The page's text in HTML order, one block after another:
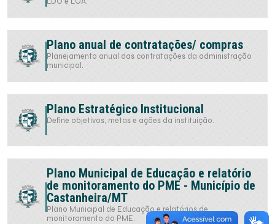
Plano anual de contratações/ compras
Planejamento anual das contratações da administração
municipal.
Plano Estratégico Institucional
Define objetivos, metas e ações da instituição.
Plano Municipal de Educação e relatório
de monitoramento do PME - Município de
Castanheira/MT
Plano Municipal de Educação e relatórios de
monitoramento do PME.